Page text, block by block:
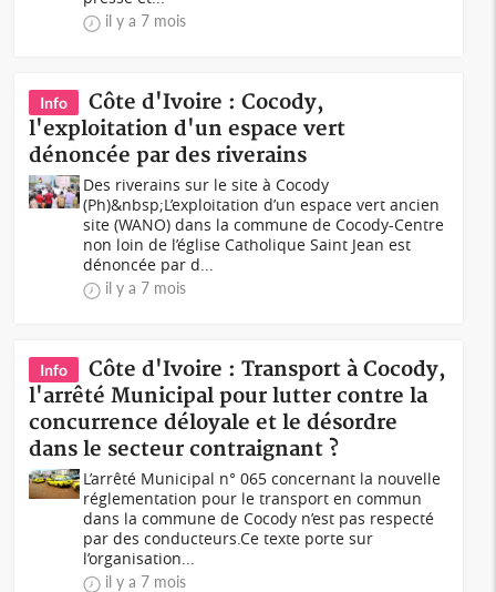
il y a 7 mois
Info
Côte d'Ivoire : Cocody,
l'exploitation d'un espace vert
dénoncée par des riverains
Des riverains sur le site à Cocody
(Ph)&nbsp;L’exploitation d’un espace vert ancien
site (WANO) dans la commune de Cocody-Centre
non loin de l’église Catholique Saint Jean est
dénoncée par d...
il y a 7 mois
Info
Côte d'Ivoire : Transport à Cocody,
l'arrêté Municipal pour lutter contre la
concurrence déloyale et le désordre
dans le secteur contraignant ?
L’arrêté Municipal n° 065 concernant la nouvelle
réglementation pour le transport en commun
dans la commune de Cocody n’est pas respecté
par des conducteurs.Ce texte porte sur
l’organisation...
il y a 7 mois